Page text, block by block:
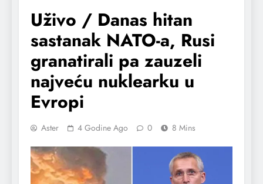
Uživo / Danas hitan
sastanak NATO-a, Rusi
granatirali pa zauzeli
najveću nuklearku u
Evropi
Aster 4 Godine Ago 0 8 Mins